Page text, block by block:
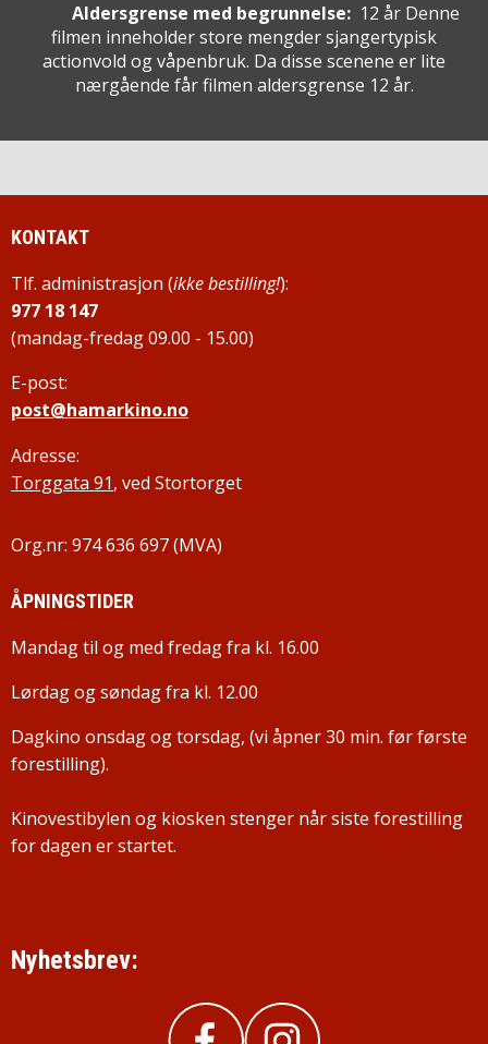
Aldersgrense med begrunnelse: 12 år Denne
filmen inneholder store mengder sjangertypisk
actionvold og våpenbruk. Da disse scenene er lite
nærgående får filmen aldersgrense 12 år.
KONTAKT
Tlf. administrasjon (ikke bestilling!):
977 18 147
(mandag-fredag 09.00 - 15.00)
E-post:
post@hamarkino.no
Adresse:
Torggata 91, ved Stortorget
Org.nr: 974 636 697 (MVA)
ÅPNINGSTIDER
Mandag til og med fredag fra kl. 16.00
Lørdag og søndag fra kl. 12.00
Dagkino onsdag og torsdag, (vi åpner 30 min. før første
forestilling).
Kinovestibylen og kiosken stenger når siste forestilling
for dagen er startet.
Nyhetsbrev: